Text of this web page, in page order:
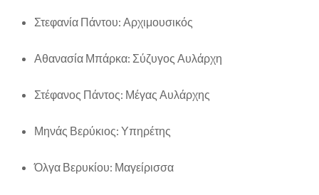
Στεφανία Πάντου: Αρχιμουσικός
Αθανασία Μπάρκα: Σύζυγος Αυλάρχη
Στέφανος Πάντος: Μέγας Αυλάρχης
Μηνάς Βερύκιος: Υπηρέτης
Όλγα Βερυκίου: Μαγείρισσα